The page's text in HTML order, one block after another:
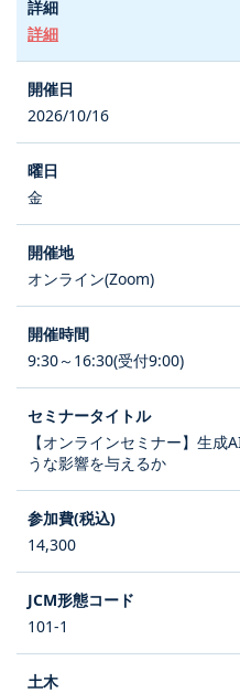
詳細
2026/10/16
金
オンライン(Zoom)
9:30～16:30(受付9:00)
【オンラインセミナー】生成
うな影響を与えるか
14,300
101-1